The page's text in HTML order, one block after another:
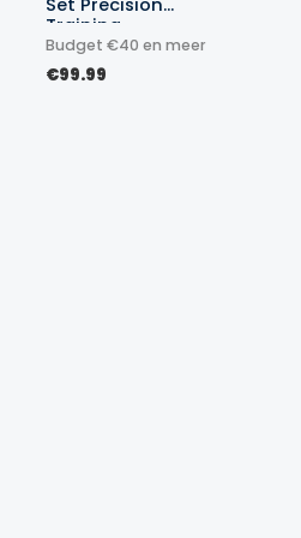
Training
Budget €40 en meer
€99.99